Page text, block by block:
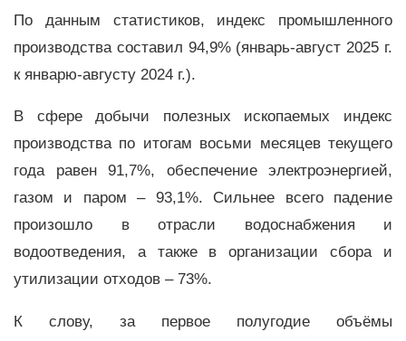
По данным статистиков, индекс промышленного
производства составил 94,9% (январь-август 2025 г.
к январю-августу 2024 г.).
В сфере добычи полезных ископаемых индекс
производства по итогам восьми месяцев текущего
года равен 91,7%, обеспечение электроэнергией,
газом и паром – 93,1%. Сильнее всего падение
произошло в отрасли водоснабжения и
водоотведения, а также в организации сбора и
утилизации отходов – 73%.
К слову, за первое полугодие объёмы